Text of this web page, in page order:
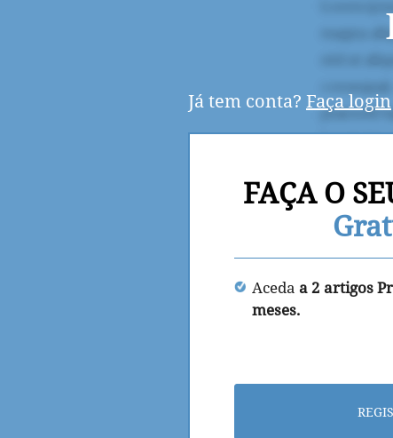
Já tem conta? Faça login
FAÇA O
Aceda a 2 artigos
meses.